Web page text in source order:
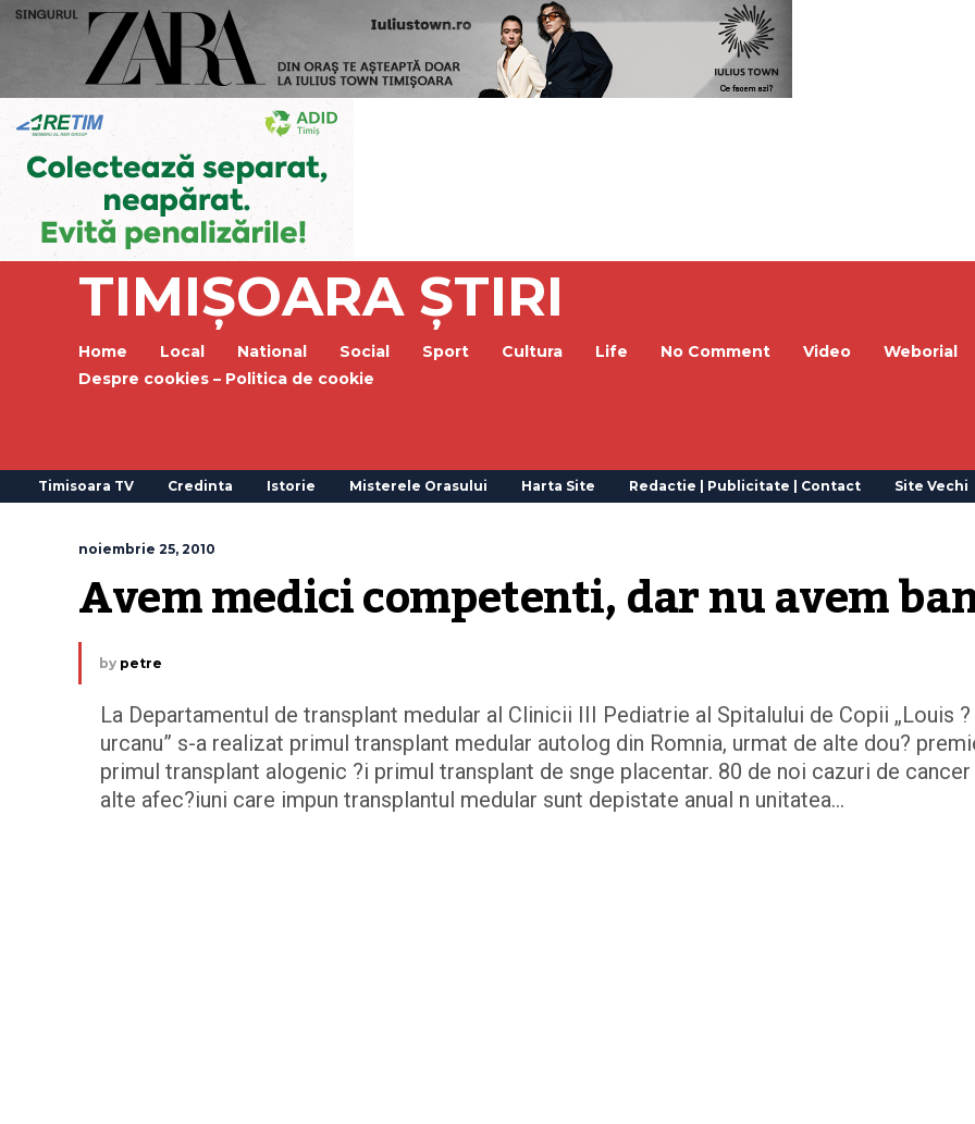
TIMIȘOARA ȘTIRI
Home Local National Social Sport Cultura Life No Comment Video Weborial
Despre cookies – Politica de cookie
Timisoara TV Credinta Istorie Misterele Orasului Harta Site Redactie | Publicitate | Contact Site Vechi
noiembrie 25, 2010
Avem medici competenti, dar nu avem
by petre
La Departamentul de transplant medular al Clinicii III Pediatrie al Spitalului de Copii „Louis ?
urcanu” s-a realizat primul transplant medular autolog din Romnia, urmat de alte dou?
primul transplant alogenic ?i primul transplant de snge placentar. 80 de noi cazuri de cancer
alte afec?iuni care impun transplantul medular sunt depistate anual n unitatea…